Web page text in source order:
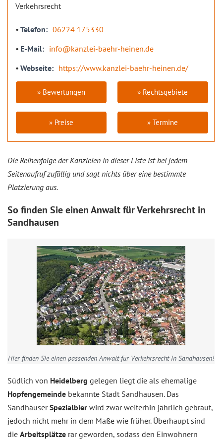
Verkehrsrecht
Telefon
06224 175330
E-Mail
info@kanzlei-baehr-heinen.de
Webseite
https://www.kanzlei-baehr-heinen.de/
» Bewertungen » Rechtsgebiete
» Preise » Termine
Die Reihenfolge der Kanzleien in dieser Liste ist bei jedem
Seitenaufruf zufällig und sagt nichts über eine bestimmte
Platzierung aus.
So finden Sie einen Anwalt für Verkehrsrecht in
Sandhausen
Hier finden Sie einen passenden Anwalt für Verkehrsrecht in Sandhausen!
Südlich von Heidelberg gelegen liegt die als ehemalige
Hopfengemeinde bekannte Stadt Sandhausen. Das
SandhäuserSpezialbier wird zwar weiterhin jährlich gebraut,
jedoch nicht mehr in dem Maße wie früher. Überhaupt sind
die Arbeitsplätze rar geworden, sodass den Einwohnern